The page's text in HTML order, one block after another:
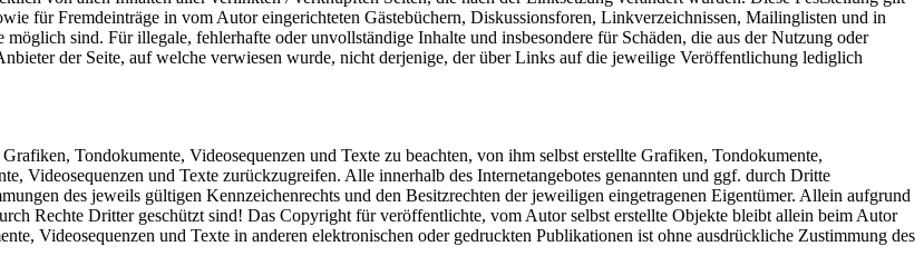
für Fremdeinträge in vom Autor eingerichteten Gästebüchern, Diskussionsforen, Linkverzeichnissen, Mailinglisten und in
sind. Für illegale, fehlerhafte oder unvollständige Inhalte und insbesondere für Schäden, die aus der Nutzung oder
der Seite, auf welche verwiesen wurde, nicht derjenige, der über Links auf die jeweilige Veröffentlichung lediglich
Tondokumente, Videosequenzen und Texte zu beachten, von ihm selbst erstellte Grafiken, Tondokumente,
Videosequenzen und Texte zurückzugreifen. Alle innerhalb des Internetangebotes genannten und ggf. durch Dritte
des jeweils gültigen Kennzeichenrechts und den Besitzrechten der jeweiligen eingetragenen Eigentümer. Allein aufgrund
Rechte Dritter geschützt sind! Das Copyright für veröffentlichte, vom Autor selbst erstellte Objekte bleibt allein beim Autor
Videosequenzen und Texte in anderen elektronischen oder gedruckten Publikationen ist ohne ausdrückliche Zustimmung des